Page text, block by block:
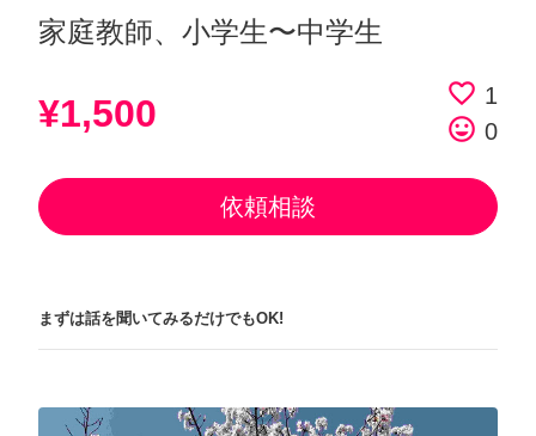
家庭教師、小学生〜中学生
¥1,500 favorite_border 1
tag_faces 0
依頼相談
まずは話を聞いてみるだけでもOK!